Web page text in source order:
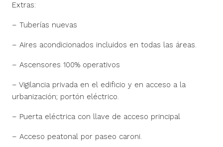
Extras:
– Tuberías nuevas
– Aires acondicionados incluidos en todas las áreas.
– Ascensores 100% operativos
– Vigilancia privada en el edificio y en acceso a la
urbanización; portón eléctrico.
– Puerta eléctrica con llave de acceso principal
– Acceso peatonal por paseo caroni.